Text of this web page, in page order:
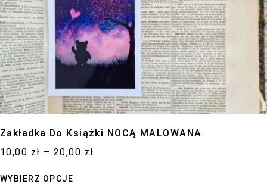
Zakładka Do Książki NOCĄ MALOWANA
10,00 zł – 20,00 zł
WYBIERZ OPCJE
na podstawie
tego, jak
strona jest
używana.
Doświadczenie
Aby nasza
strona
najlepiej